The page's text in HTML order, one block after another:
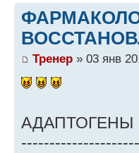
Тренер » 03 янв
АДАПТОГЕНЫ